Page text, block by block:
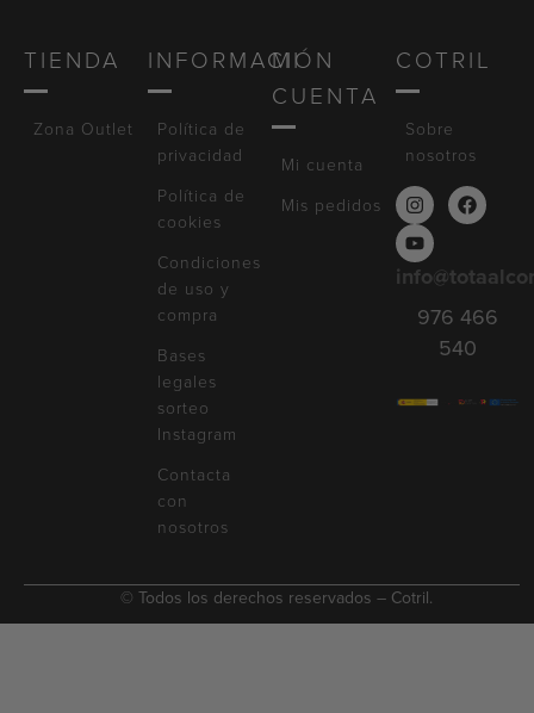
TIENDA
Zona Outlet
INFORMACIÓN
Política de
privacidad
Política de
cookies
Condiciones
de uso y
compra
Bases
legales
sorteo
Instagram
Contacta
con
nosotros
MI
CUENTA
Mi cuenta
Mis pedidos
COTRIL
Sobre
nosotros
976 466
540
© Todos los derechos reservados – Cotril.